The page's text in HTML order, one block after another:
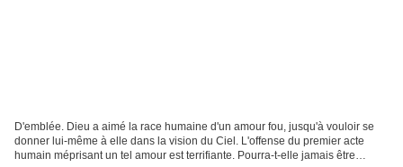
D'emblée. Dieu a aimé la race humaine d'un amour fou, jusqu'à vouloir se
donner lui-même à elle dans la vision du Ciel. L'offense du premier acte
humain méprisant un tel amour est terrifiante. Pourra-t-elle jamais être